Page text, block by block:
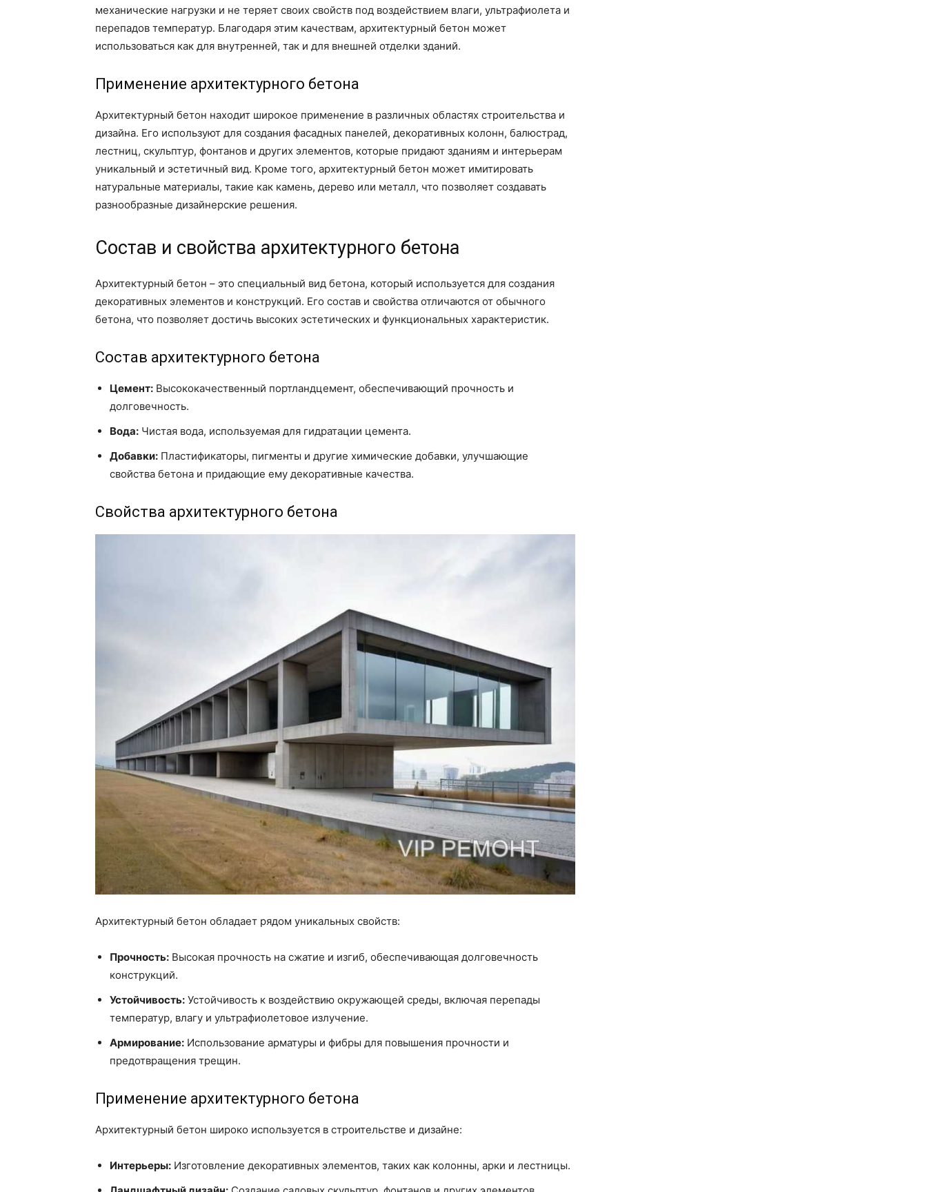
механические нагрузки и не теряет своих свойств под воздействием влаги, ультрафиолета и
перепадов температур. Благодаря этим качествам, архитектурный бетон может
использоваться как для внутренней, так и для внешней отделки зданий.
Применение архитектурного бетона
Архитектурный бетон находит широкое применение в различных областях строительства и
дизайна. Его используют для создания фасадных панелей, декоративных колонн, балюстрад,
лестниц, скульптур, фонтанов и других элементов, которые придают зданиям и интерьерам
уникальный и эстетичный вид. Кроме того, архитектурный бетон может имитировать
натуральные материалы, такие как камень, дерево или металл, что позволяет создавать
разнообразные дизайнерские решения.
Состав и свойства архитектурного бетона
Архитектурный бетон – это специальный вид бетона, который используется для создания
декоративных элементов и конструкций. Его состав и свойства отличаются от обычного
бетона, что позволяет достичь высоких эстетических и функциональных характеристик.
Состав архитектурного бетона
Цемент: Высококачественный портландцемент, обеспечивающий прочность и
долговечность.
Вода: Чистая вода, используемая для гидратации цемента.
Добавки: Пластификаторы, пигменты и другие химические добавки, улучшающие
свойства бетона и придающие ему декоративные качества.
Свойства архитектурного бетона
Архитектурный бетон обладает рядом уникальных свойств:
Прочность: Высокая прочность на сжатие и изгиб, обеспечивающая долговечность
конструкций.
Устойчивость: Устойчивость к воздействию окружающей среды, включая перепады
температур, влагу и ультрафиолетовое излучение.
Армирование: Использование арматуры и фибры для повышения прочности и
предотвращения трещин.
Применение архитектурного бетона
Архитектурный бетон широко используется в строительстве и дизайне:
Интерьеры: Изготовление декоративных элементов, таких как колонны, арки и лестницы.